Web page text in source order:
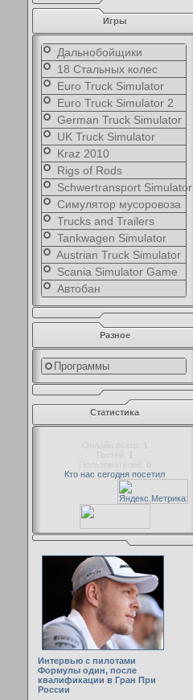
Игры
Дальнобойщики
18 Стальных колес
Euro Truck Simulator
Euro Truck Simulator 2
German Truck Simulator
UK Truck Simulator
Kraz 2010
Rigs of Rods
Schwertransport Simulator
Симулятор мусоровоза
Trucks and Trailers
Tankwagen Simulator
Austrian Truck Simulator
Scania Simulator Game
Автобан
Разное
Программы
Статистика
Кто нас сегодня посетил
Интервью с пилотами
Формулы один, после
квалификации в Гран При
России